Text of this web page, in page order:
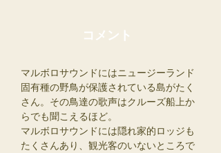
コメント
マルボロサウンドにはニュージーランド
固有種の野鳥が保護されている島がたく
さん。その鳥達の歌声はクルーズ船上か
らでも聞こえるほど。
マルボロサウンドには隠れ家的ロッジも
たくさんあり、観光客のいないところで